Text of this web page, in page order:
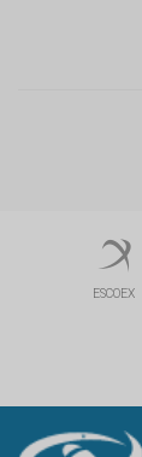
ESCOEX